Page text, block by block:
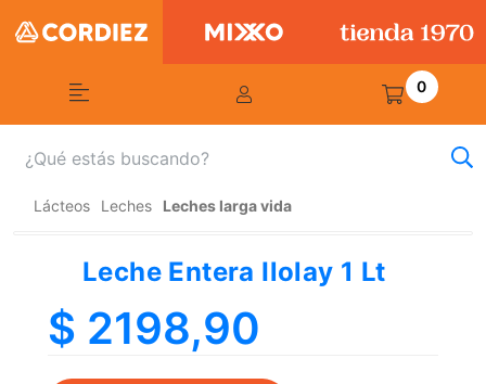
0
Lácteos Leches Leches larga vida
Leche Entera Ilolay 1 Lt
$ 2198,90